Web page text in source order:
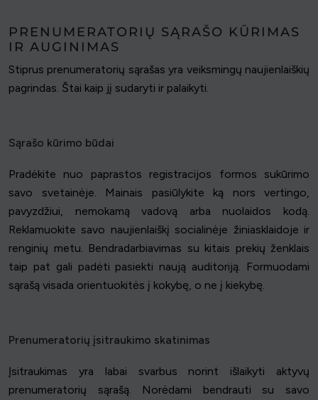
PRENUMERATORIŲ SĄRAŠO KŪRIMAS
IR AUGINIMAS
Stiprus prenumeratorių sąrašas yra veiksmingų naujienlaiškių
pagrindas. Štai kaip jį sudaryti ir palaikyti.
Sąrašo kūrimo būdai
Pradėkite nuo paprastos registracijos formos sukūrimo
savo svetainėje. Mainais pasiūlykite ką nors vertingo,
pavyzdžiui, nemokamą vadovą arba nuolaidos kodą.
Reklamuokite savo naujienlaiškį socialinėje žiniasklaidoje ir
renginių metu. Bendradarbiavimas su kitais prekių ženklais
taip pat gali padėti pasiekti naują auditoriją. Formuodami
sąrašą visada orientuokitės į kokybę, o ne į kiekybę.
Prenumeratorių įsitraukimo skatinimas
Įsitraukimas yra labai svarbus norint išlaikyti aktyvų
prenumeratorių sąrašą. Norėdami bendrauti su savo